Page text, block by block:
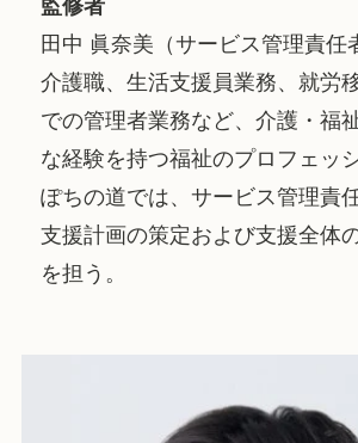
監修者
田中 眞奈美（サービス管理責任
介護職、生活支援員業務、就労
での管理者業務など、介護・福
な経験を持つ福祉のプロフェッ
ぽちの道では、サービス管理責
支援計画の策定および支援全体
を担う。